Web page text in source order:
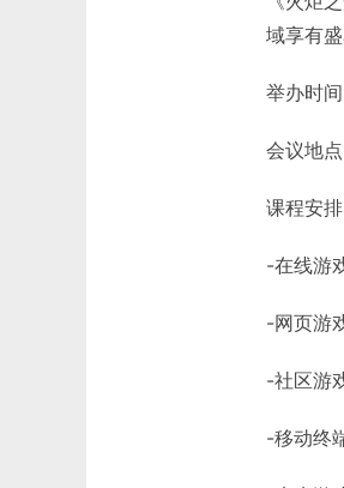
域享有
举办时
会议地
课程安排
-在线游
-网页游
-社区游
-移动终